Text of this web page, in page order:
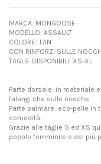
MARCA: MONGOOSE
MODELLO: ASSAULT
COLORE: TAN
CON RINFORZI SULLE
TAGLIE DISPONIBILI: XS-XL
Parte dorsale: in materiale
falangi che sulle nocche
Parte palmare: eco-pelle in
comodità.
Grazie alle taglie S ed XS
popolo femminile e dei più